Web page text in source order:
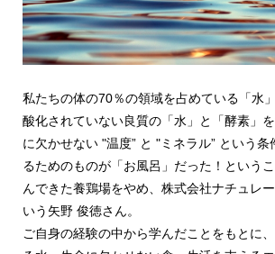
私たちの体の70％の領域を占めている「水」
酸化されていない良質の「水」と「酵素」
に欠かせない "温度” と "ミネラル” という
るためのものが「お風呂」だった！という
んできた養鶏場をやめ、株式会社ナチュレ
いう矢野 俊徳さん。
ご自身の経験の中から学んだことをもとに、